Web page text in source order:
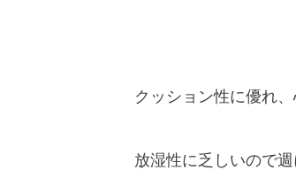
クッション性に優れ
放湿性に乏しいので